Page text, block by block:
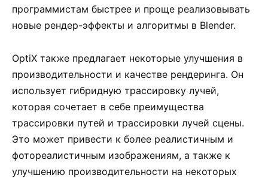
программистам быстрее и проще реализовывать
новые рендер-эффекты и алгоритмы в Blender.
OptiX также предлагает некоторые улучшения в
производительности и качестве рендеринга. Он
использует гибридную трассировку лучей,
которая сочетает в себе преимущества
трассировки путей и трассировки лучей сцены.
Это может привести к более реалистичным и
фотореалистичным изображениям, а также к
улучшению производительности на некоторых